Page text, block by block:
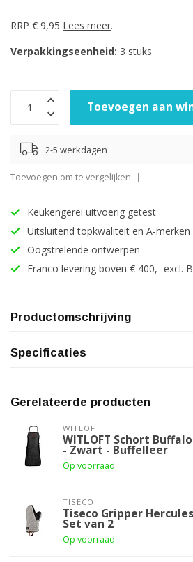
RRP € 9,95 Lees meer.
Verpakkingseenheid: 3 stuks
Toevoegen aan
2-5 werkdagen
Toevoegen om te vergelijken
Keukengerei uitvoerig getest
Uitsluitend topkwaliteit en A-merken
Oogstrelende ontwerpen
Franco levering boven € 400,- excl.
Productomschrijving
Specificaties
Gerelateerde producten
WITLOFT
WITLOFT Schort
- Zwart - Buffelleer
Op voorraad
TISECO
Tiseco Gripper
Set van 2
Op voorraad